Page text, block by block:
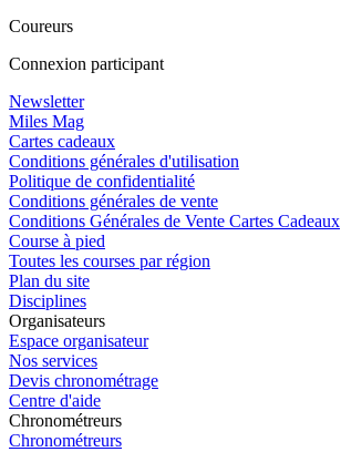
Coureurs
Connexion participant
Newsletter
Miles Mag
Cartes cadeaux
Conditions générales d'utilisation
Politique de confidentialité
Conditions générales de vente
Conditions Générales de Vente Cartes Cadeaux
Course à pied
Toutes les courses par région
Plan du site
Disciplines
Organisateurs
Espace organisateur
Nos services
Devis chronométrage
Centre d'aide
Chronométreurs
Chronométreurs